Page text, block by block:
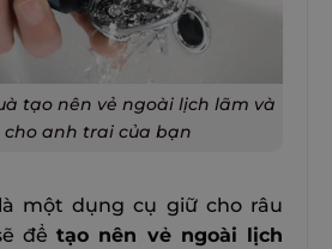
tạo nên vẻ ngoài lịch lãm và
anh trai của bạn
một dụng cụ giữ cho râu
đểtạo nên vẻ ngoài lịch